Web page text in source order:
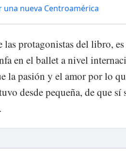
nueva Centroamérica
protagonistas del libro,
en el ballet a nivel
la pasión y el amor por lo
desde pequeña, de que sí